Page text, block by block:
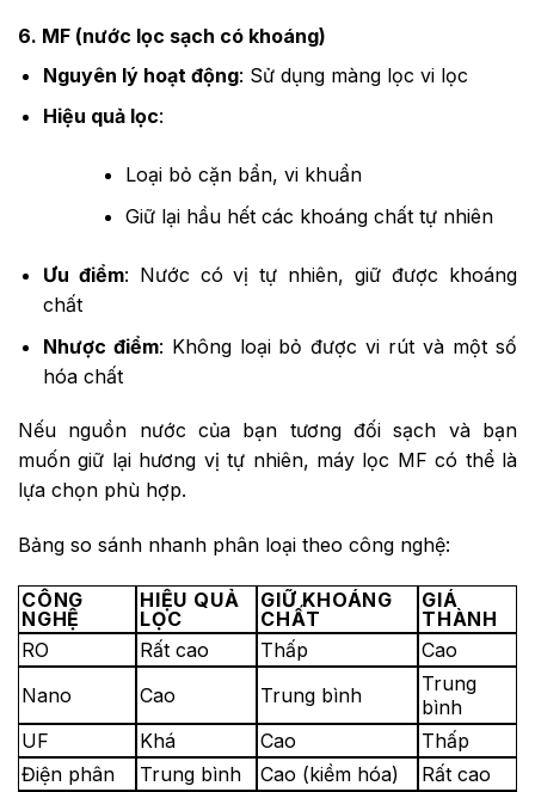
6. MF (nước lọc sạch có khoáng)
Nguyên lý hoạt động: Sử dụng màng lọc vi lọc
Hiệu quả lọc:
Loại bỏ cặn bẩn, vi khuẩn
Giữ lại hầu hết các khoáng chất tự nhiên
Ưu điểm: Nước có vị tự nhiên, giữ được khoáng
chất
Nhược điểm: Không loại bỏ được vi rút và một số
hóa chất
Nếu nguồn nước của bạn tương đối sạch và bạn
muốn giữ lại hương vị tự nhiên, máy lọc MF có thể là
lựa chọn phù hợp.
Bảng so sánh nhanh phân loại theo công nghệ:
CÔNG
NGHỆ
HIỆU QUẢ
LỌC
GIỮ KHOÁNG
CHẤT
GIÁ
THÀNH
RO
Rất cao Thấp
Cao
Nano
Cao Trung bình
Trung
bình
UF
Khá Cao
Thấp
Điện phân
Trung bình Cao (kiềm hóa)
Rất cao